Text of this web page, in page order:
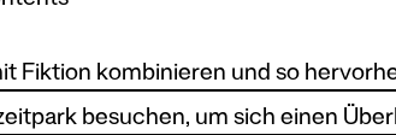
Fiktion kombinieren und so
besuchen, um sich einen